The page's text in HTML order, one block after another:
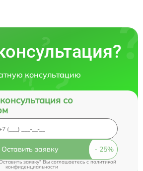
консультацию
со
Оставить заявку
заявку" Вы соглашаетесь c политикой
конфиденциальности